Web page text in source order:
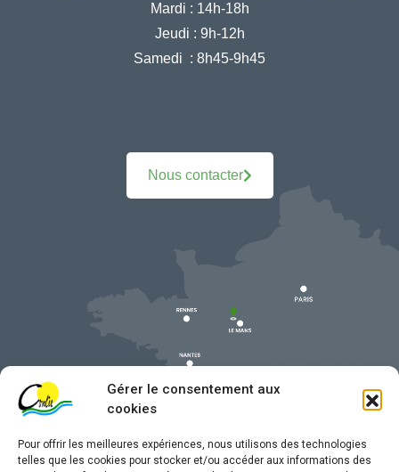
Gérer le consentement aux
cookies
Pour offrir les meilleures expériences, nous utilisons des technologies
telles que les cookies pour stocker et/ou accéder aux informations des
Mardi : 14h-18h
Jeudi : 9h-12h
Samedi : 8h45-9h45
Nous contacter